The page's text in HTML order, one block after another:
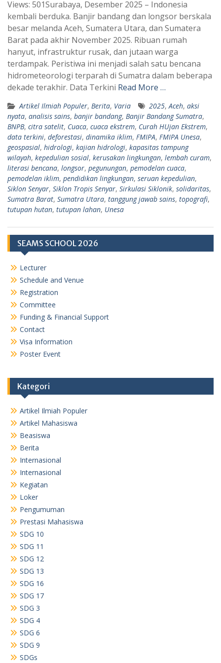
a
t
s
A
p
p
e
g
r
a
m
Views: 501Surabaya, Desember 2025 – Indonesia
kembali berduka. Banjir bandang dan longsor berskala
besar melanda Aceh, Sumatera Utara, dan Sumatera
Barat pada akhir November 2025. Ribuan rumah
hanyut, infrastruktur rusak, dan jutaan warga
terdampak. Peristiwa ini menjadi salah satu bencana
hidrometeorologi terparah di Sumatra dalam beberapa
dekade terakhir. Data Terkini Read More …
Artikel Ilmiah Populer, Berita, Varia 2025,Aceh, aksi
nyata, analisis sains, banjir bandang, Banjir Bandang Sumatra,
BNPB, citra satelit, Cuaca, cuaca ekstrem, Curah HUjan Ekstrem,
data terkini, deforestasi, dinamika iklim, FMIPA, FMIPA Unesa,
geospasial, hidrologi, kajian hidrologi, kapasitas tampung
wilayah, kepedulian sosial, kerusakan lingkungan, lembah curam,
literasi bencana, longsor, pegunungan, pemodelan cuaca,
pemodelan iklim, pendidikan lingkungan, seruan kepedulian,
Siklon Senyar, Siklon Tropis Senyar, Sirkulasi Siklonik, solidaritas,
Sumatra Barat, Sumatra Utara, tanggung jawab sains, topografi,
tutupan hutan, tutupan lahan, Unesa
SEAMS SCHOOL 2026
Lecturer
Schedule and Venue
Registration
Committee
Funding & Financial Support
Contact
Visa Information
Poster Event
Kategori
Artikel Ilmiah Populer
Artikel Mahasiswa
Beasiswa
Berita
Internasional
Internasional
Kegiatan
Loker
Pengumuman
Prestasi Mahasiswa
SDG 10
SDG 11
SDG 12
SDG 13
SDG 16
SDG 17
SDG 3
SDG 4
SDG 6
SDG 9
SDGs